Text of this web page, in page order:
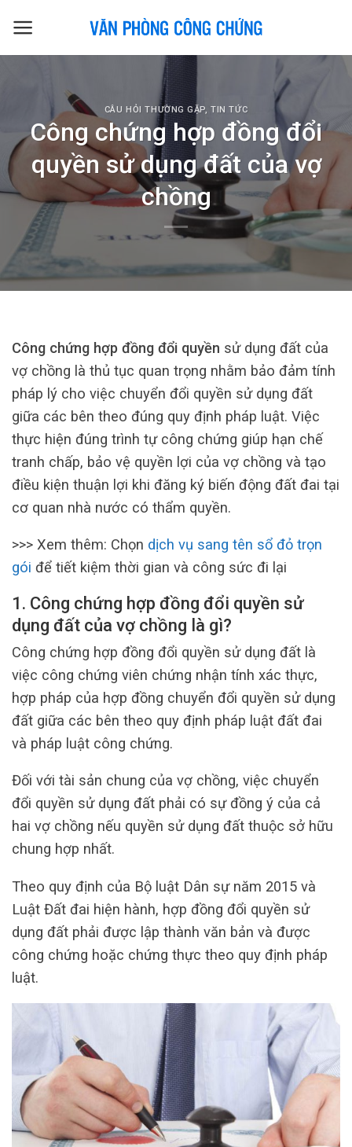
CÂU HỎI THƯỜNG GẶP,TIN TỨC
Công chứng hợp đồng đổi
quyền sử dụng đất của vợ
chồng
Công chứng hợp đồng đổi quyền sử dụng đất của
vợ chồng là thủ tục quan trọng nhằm bảo đảm tính
pháp lý cho việc chuyển đổi quyền sử dụng đất
giữa các bên theo đúng quy định pháp luật. Việc
thực hiện đúng trình tự công chứng giúp hạn chế
tranh chấp, bảo vệ quyền lợi của vợ chồng và tạo
điều kiện thuận lợi khi đăng ký biến động đất đai tại
cơ quan nhà nước có thẩm quyền.
>>> Xem thêm: Chọn dịch vụ sang tên sổ đỏ trọn
gói để tiết kiệm thời gian và công sức đi lại
1. Công chứng hợp đồng đổi quyền sử
dụng đất của vợ chồng là gì?
Công chứng hợp đồng đổi quyền sử dụng đất là
việc công chứng viên chứng nhận tính xác thực,
hợp pháp của hợp đồng chuyển đổi quyền sử dụng
đất giữa các bên theo quy định pháp luật đất đai
và pháp luật công chứng.
Đối với tài sản chung của vợ chồng, việc chuyển
đổi quyền sử dụng đất phải có sự đồng ý của cả
hai vợ chồng nếu quyền sử dụng đất thuộc sở hữu
chung hợp nhất.
Theo quy định của Bộ luật Dân sự năm 2015 và
Luật Đất đai hiện hành, hợp đồng đổi quyền sử
dụng đất phải được lập thành văn bản và được
công chứng hoặc chứng thực theo quy định pháp
luật.